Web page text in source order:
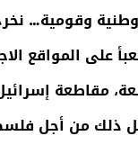
وقومية…
على المواقع
مقاطعة
ذلك من أجل